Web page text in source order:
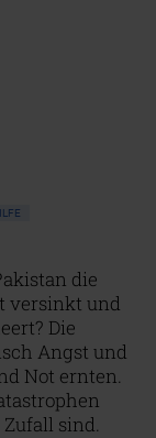
die
versinkt und
Die
Angst und
Not ernten.
sind.